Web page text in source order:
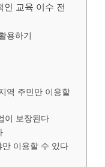
인 교육 이수 전
용하기
역 주민만 이용할
이 보장된다
이용할 수 있다